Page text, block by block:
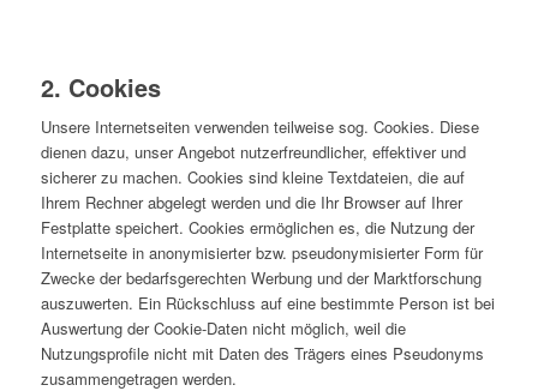
2. Cookies
Unsere Internetseiten verwenden teilweise sog. Cookies. Diese
dienen dazu, unser Angebot nutzerfreundlicher, effektiver und
sicherer zu machen. Cookies sind kleine Textdateien, die auf
Ihrem Rechner abgelegt werden und die Ihr Browser auf Ihrer
Festplatte speichert. Cookies ermöglichen es, die Nutzung der
Internetseite in anonymisierter bzw. pseudonymisierter Form für
Zwecke der bedarfsgerechten Werbung und der Marktforschung
auszuwerten. Ein Rückschluss auf eine bestimmte Person ist bei
Auswertung der Cookie-Daten nicht möglich, weil die
Nutzungsprofile nicht mit Daten des Trägers eines Pseudonyms
zusammengetragen werden.